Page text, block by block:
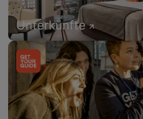
Unterkünfte